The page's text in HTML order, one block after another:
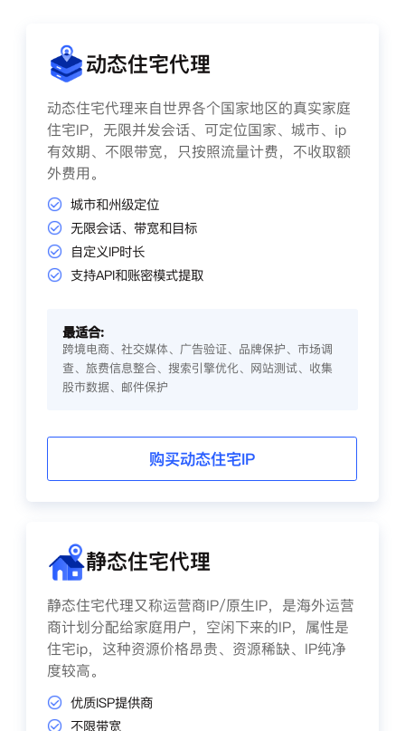
动态住宅代理
动态住宅代理来自世界各个国家地区的真实家庭
住宅IP，无限并发会话、可定位国家、城市、ip
有效期、不限带宽，只按照流量计费，不收取额
外费用。
城市和州级定位
无限会话、带宽和目标
自定义IP时长
支持API和账密模式提取
最适合:
跨境电商、社交媒体、广告验证、品牌保护、市场调
查、旅费信息整合、搜索引擎优化、网站测试、收集
股市数据、邮件保护
购买动态住宅IP
静态住宅代理
静态住宅代理又称运营商IP/原生IP，是海外运营
商计划分配给家庭用户，空闲下来的IP，属性是
住宅ip，这种资源价格昂贵、资源稀缺、IP纯净
度较高。
优质ISP提供商
不限带宽